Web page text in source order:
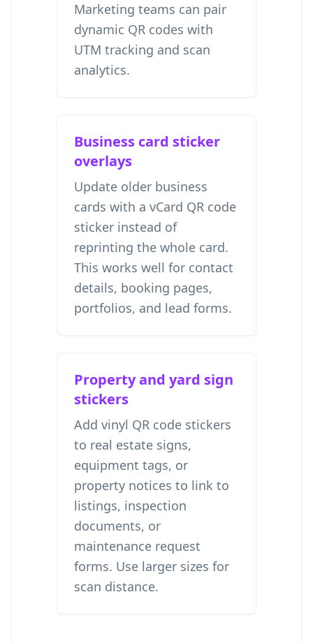
Marketing teams can pair
dynamic QR codes with
UTM tracking and scan
analytics.
Business card sticker
overlays
Update older business
cards with a vCard QR code
sticker instead of
reprinting the whole card.
This works well for contact
details, booking pages,
portfolios, and lead forms.
Property and yard sign
stickers
Add vinyl QR code stickers
to real estate signs,
equipment tags, or
property notices to link to
listings, inspection
documents, or
maintenance request
forms. Use larger sizes for
scan distance.